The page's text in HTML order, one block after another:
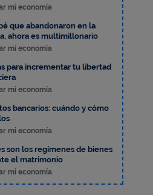
mi economía
que abandonaron en la
ahora es multimillonario
mi economía
para incrementar tu libertad
mi economía
bancarios: cuándo y cómo
mi economía
son los regímenes de bienes
el matrimonio
mi economía